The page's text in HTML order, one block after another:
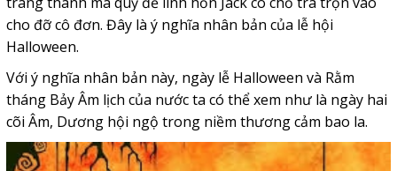
cho đỡ cô đơn. Đây là ý nghĩa nhân bản của lễ hội
Halloween.
Với ý nghĩa nhân bản này, ngày lễ Halloween và Rằm
tháng Bảy Âm lịch của nước ta có thể xem như là ngày hai
cõi Âm, Dương hội ngộ trong niềm thương cảm bao la.